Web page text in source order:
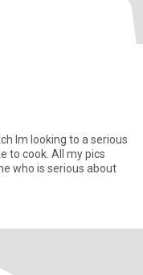
Im looking to a serious
who is serious about